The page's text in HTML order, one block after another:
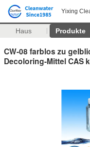
Yixing
Haus Produkte
CW-08 farblos zu
Decoloring-Mittel CAS